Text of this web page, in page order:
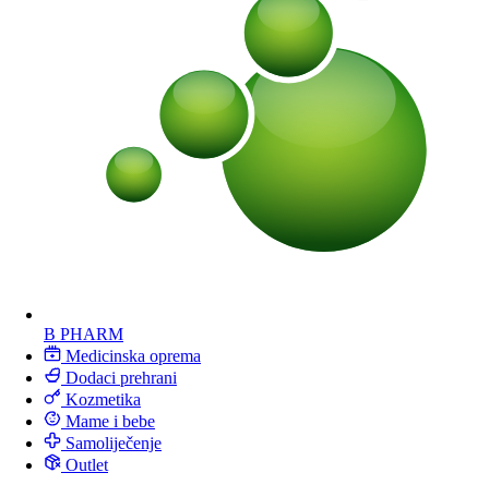
B PHARM
Medicinska oprema
Dodaci prehrani
Kozmetika
Mame i bebe
Samoliječenje
Outlet